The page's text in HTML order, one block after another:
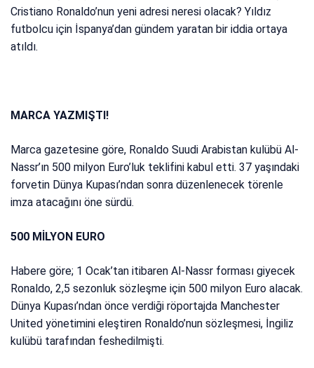
Cristiano Ronaldo’nun yeni adresi neresi olacak? Yıldız
futbolcu için İspanya’dan gündem yaratan bir iddia ortaya
atıldı.
MARCA YAZMIŞTI!
Marca gazetesine göre, Ronaldo Suudi Arabistan kulübü Al-
Nassr’ın 500 milyon Euro’luk teklifini kabul etti. 37 yaşındaki
forvetin Dünya Kupası’ndan sonra düzenlenecek törenle
imza atacağını öne sürdü.
500 MİLYON EURO
Habere göre; 1 Ocak’tan itibaren Al-Nassr forması giyecek
Ronaldo, 2,5 sezonluk sözleşme için 500 milyon Euro alacak.
Dünya Kupası’ndan önce verdiği röportajda Manchester
United yönetimini eleştiren Ronaldo’nun sözleşmesi, İngiliz
kulübü tarafından feshedilmişti.